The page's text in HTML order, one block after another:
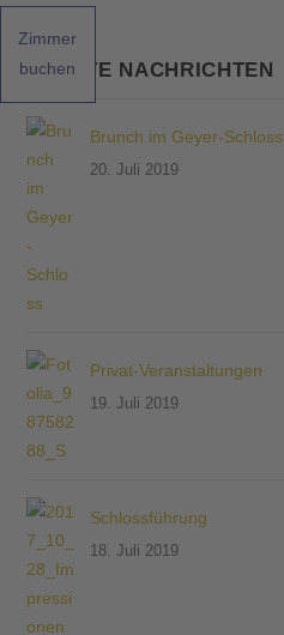
Zimmer
buchen
NEUSTE NACHRICHTEN
Brunch im Geyer-Schloss
20. Juli 2019
Privat-Veranstaltungen
19. Juli 2019
Schlossführung
18. Juli 2019